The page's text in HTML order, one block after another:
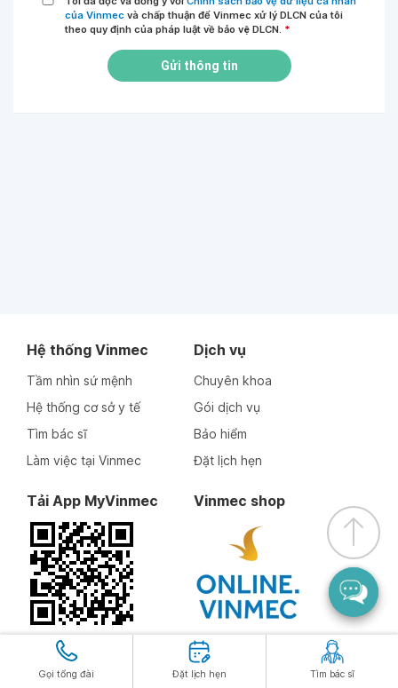
của Vinmec và chấp thuận để Vinmec xử lý DLCN của tôi
theo quy định của pháp luật về bảo vệ DLCN. *
Gửi thông tin
Gọi tổng đài Đặt lịch hẹn Tìm bác sĩ
Hệ thống Vinmec
Tầm nhìn sứ mệnh
Hệ thống cơ sở y tế
Tìm bác sĩ
Làm việc tại Vinmec
Dịch vụ
Chuyên khoa
Gói dịch vụ
Bảo hiểm
Đặt lịch hẹn
Tải App MyVinmec Vinmec shop
Theo dõi chúng tôi